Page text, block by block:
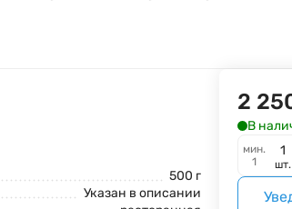
500 г
Указан в описании
2
В
мин.
1
шт.